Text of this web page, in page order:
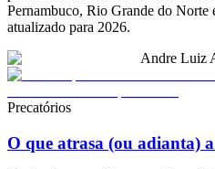
Pernambuco, Rio Grande do Norte
atualizado para 2026.
Andre Luiz
Precatórios
O que atrasa (ou adianta)